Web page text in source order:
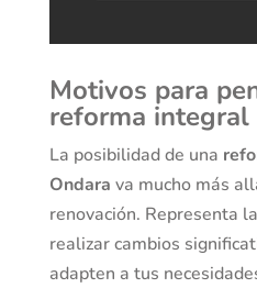
Motivos para
reforma integral
La posibilidad de una
Ondara va mucho más
renovación. Representa
realizar cambios
adapten a tus